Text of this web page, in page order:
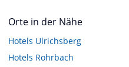
Orte in der Nähe
Hotels Ulrichsberg
Hotels Rohrbach